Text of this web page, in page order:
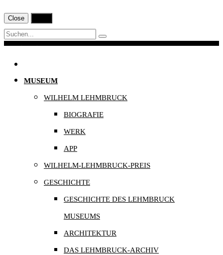
Close
Navigation
MUSEUM
WILHELM LEHMBRUCK
BIOGRAFIE
WERK
APP
WILHELM-LEHMBRUCK-PREIS
GESCHICHTE
GESCHICHTE DES LEHMBRUCK
MUSEUMS
ARCHITEKTUR
DAS LEHMBRUCK-ARCHIV